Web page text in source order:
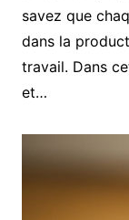
savez que
dans la
travail. Dans
et…